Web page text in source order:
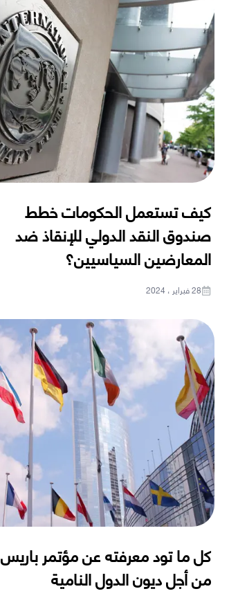
كيف تستعمل الحكومات خطط
صندوق النقد الدولي للإنقاذ ضد
المعارضين السياسيين؟
28 فبراير ، 2024
كل ما تود معرفته عن مؤتمر باريس
من أجل ديون الدول النامية